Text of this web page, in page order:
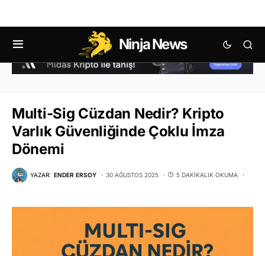
Ninja News
Multi-Sig Cüzdan Nedir? Kripto
Varlık Güvenliğinde Çoklu İmza
Dönemi
YAZAR: ENDER ERSOY 30 AĞUSTOS 2025 5 DAKIKALIK OKUMA